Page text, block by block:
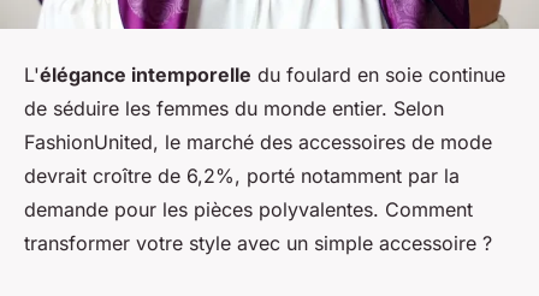
L'élégance intemporelle du foulard en soie continue
de séduire les femmes du monde entier. Selon
FashionUnited, le marché des accessoires de mode
devrait croître de 6,2%, porté notamment par la
demande pour les pièces polyvalentes. Comment
transformer votre style avec un simple accessoire ?